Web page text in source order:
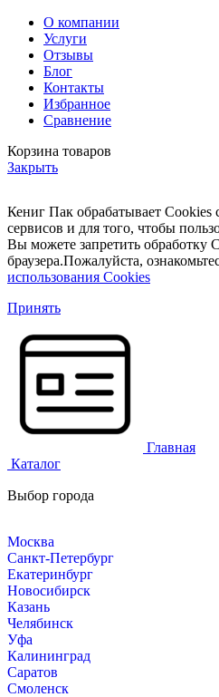
О компании
Услуги
Отзывы
Блог
Контакты
Избранное
Сравнение
Корзина товаров
Закрыть
Кениг Пак обрабатывает Cookies
сервисов и для того, чтобы
Вы можете запретить обработку
браузера.Пожалуйста,
использования Cookies
Принять
Главная
Каталог
Выбор города
Москва
Санкт-Петербург
Екатеринбург
Новосибирск
Казань
Челябинск
Уфа
Калининград
Саратов
Смоленск